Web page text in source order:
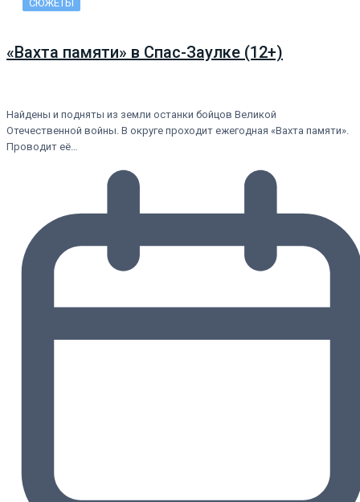
СЮЖЕТЫ
«Вахта памяти» в Спас-Заулке (12+)
Найдены и подняты из земли останки бойцов Великой
Отечественной войны. В округе проходит ежегодная «Вахта памяти».
Проводит её…